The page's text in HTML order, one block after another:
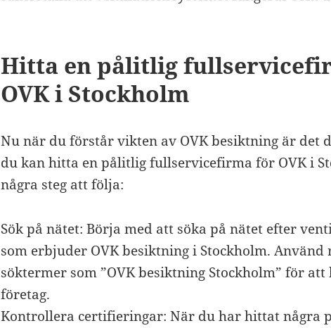
Hitta en pålitlig
OVK i Stockholm
Nu när du förstår vikten av OVK besiktning är det
du kan hitta en pålitlig fullservicefirma för OVK i
några steg att följa:
Sök på nätet: Börja med att söka på nätet efter
som erbjuder OVK besiktning i Stockholm. Använd
söktermer som ”OVK besiktning Stockholm” för
företag.
Kontrollera certifieringar: När du har hittat några